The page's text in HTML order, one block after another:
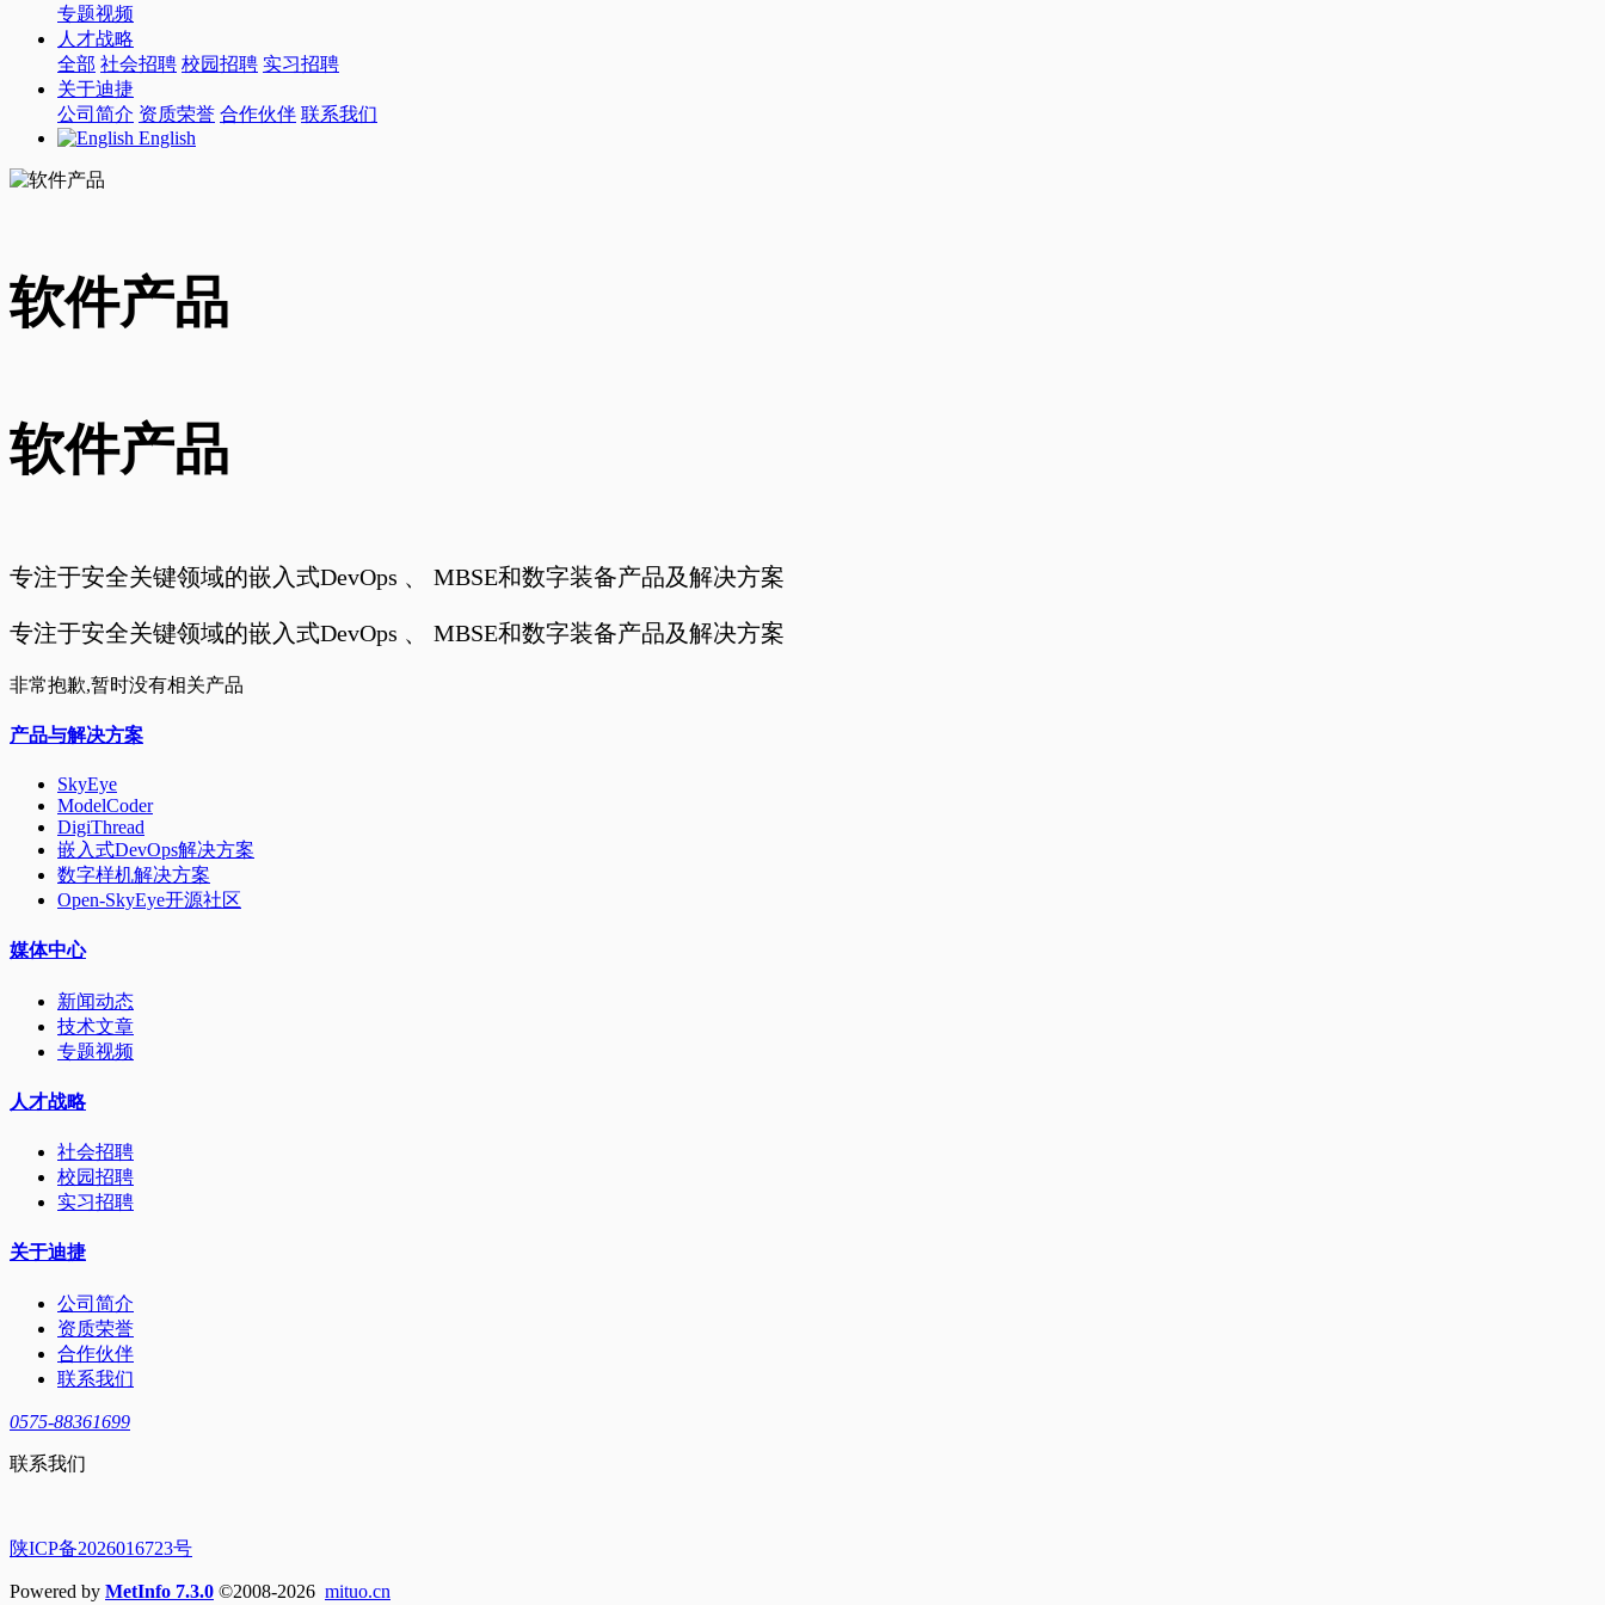
专题视频
人才战略
全部 社会招聘 校园招聘 实习招聘
关于迪捷
公司简介 资质荣誉 合作伙伴 联系我们
English
软件产品
软件产品
专注于安全关键领域的嵌入式DevOps 、 MBSE和数字装备产品及解决方案
专注于安全关键领域的嵌入式DevOps 、 MBSE和数字装备产品及解决方案
非常抱歉,暂时没有相关产品
产品与解决方案
SkyEye
ModelCoder
DigiThread
嵌入式DevOps解决方案
数字样机解决方案
Open-SkyEye开源社区
媒体中心
新闻动态
技术文章
专题视频
人才战略
社会招聘
校园招聘
实习招聘
关于迪捷
公司简介
资质荣誉
合作伙伴
联系我们
0575-88361699
联系我们
陕ICP备2026016723号
Powered by MetInfo 7.3.0 ©2008-2026 mituo.cn